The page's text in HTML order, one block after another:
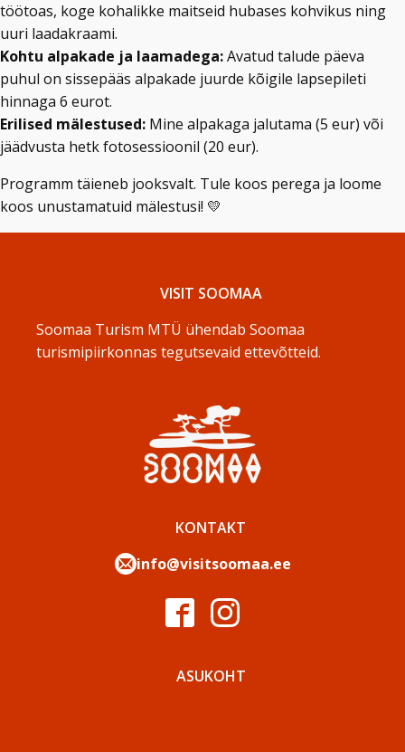
töötoas, koge kohalikke maitseid hubases kohvikus ning
uuri laadakraami.
Kohtu alpakade ja laamadega:Avatud talude päeva
puhul on sissepääs alpakade juurde kõigile lapsepileti
hinnaga 6 eurot.
Erilised mälestused: Mine alpakaga jalutama (5 eur) või
jäädvusta hetk fotosessioonil (20 eur).
Programm täieneb jooksvalt. Tule koos perega ja loome
koos unustamatuid mälestusi! 💛
VISIT SOOMAA
Soomaa Turism MTÜ ühendab Soomaa
turismipiirkonnas tegutsevaid ettevõtteid.
KONTAKT
info@visitsoomaa.ee
ASUKOHT